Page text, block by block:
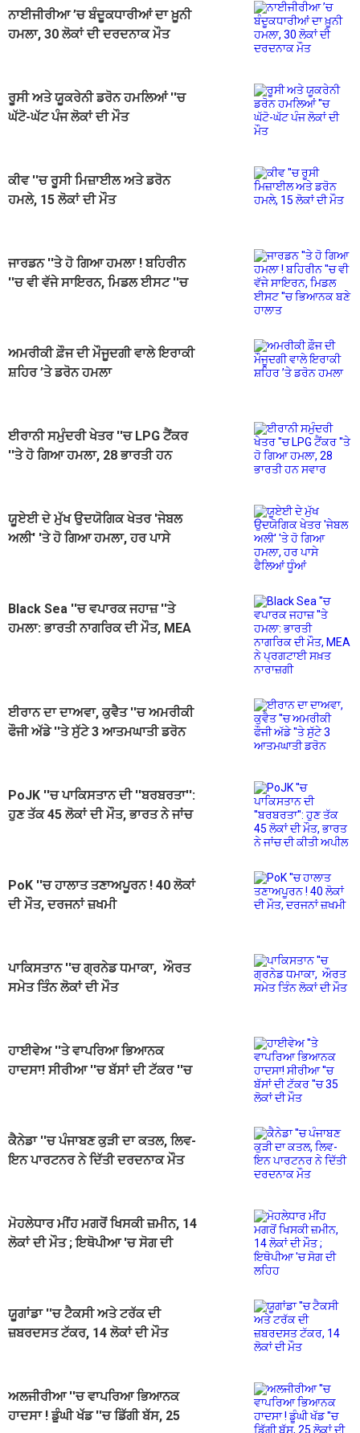
ਨਾਈਜੀਰੀਆ ’ਚ ਬੰਦੂਕਧਾਰੀਆਂ ਦਾ ਖ਼ੂਨੀ
ਹਮਲਾ, 30 ਲੋਕਾਂ ਦੀ ਦਰਦਨਾਕ ਮੌਤ
ਰੂਸੀ ਅਤੇ ਯੂਕਰੇਨੀ ਡਰੋਨ ਹਮਲਿਆਂ ''ਚ
ਘੱਟੋ-ਘੱਟ ਪੰਜ ਲੋਕਾਂ ਦੀ ਮੌਤ
ਕੀਵ ''ਚ ਰੂਸੀ ਮਿਜ਼ਾਈਲ ਅਤੇ ਡਰੋਨ
ਹਮਲੇ, 15 ਲੋਕਾਂ ਦੀ ਮੌਤ
ਜਾਰਡਨ ''ਤੇ ਹੋ ਗਿਆ ਹਮਲਾ ! ਬਹਿਰੀਨ
''ਚ ਵੀ ਵੱਜੇ ਸਾਇਰਨ, ਮਿਡਲ ਈਸਟ ''ਚ
ਅਮਰੀਕੀ ਫ਼ੌਜ ਦੀ ਮੌਜੂਦਗੀ ਵਾਲੇ ਇਰਾਕੀ
ਸ਼ਹਿਰ ’ਤੇ ਡਰੋਨ ਹਮਲਾ
ਈਰਾਨੀ ਸਮੁੰਦਰੀ ਖੇਤਰ ''ਚ LPG ਟੈਂਕਰ
''ਤੇ ਹੋ ਗਿਆ ਹਮਲਾ, 28 ਭਾਰਤੀ ਹਨ
ਯੂਏਈ ਦੇ ਮੁੱਖ ਉਦਯੋਗਿਕ ਖੇਤਰ 'ਜੇਬਲ
ਅਲੀ' 'ਤੇ ਹੋ ਗਿਆ ਹਮਲਾ, ਹਰ ਪਾਸੇ
Black Sea ''ਚ ਵਪਾਰਕ ਜਹਾਜ਼ ''ਤੇ
ਹਮਲਾ: ਭਾਰਤੀ ਨਾਗਰਿਕ ਦੀ ਮੌਤ, MEA
ਈਰਾਨ ਦਾ ਦਾਅਵਾ, ਕੁਵੈਤ ''ਚ ਅਮਰੀਕੀ
ਫੌਜੀ ਅੱਡੇ ''ਤੇ ਸੁੱਟੇ 3 ਆਤਮਘਾਤੀ ਡਰੋਨ
PoJK ''ਚ ਪਾਕਿਸਤਾਨ ਦੀ ''ਬਰਬਰਤਾ'':
ਹੁਣ ਤੱਕ 45 ਲੋਕਾਂ ਦੀ ਮੌਤ, ਭਾਰਤ ਨੇ ਜਾਂਚ
PoK ''ਚ ਹਾਲਾਤ ਤਣਾਅਪੂਰਨ ! 40 ਲੋਕਾਂ
ਦੀ ਮੌਤ, ਦਰਜਨਾਂ ਜ਼ਖਮੀ
ਪਾਕਿਸਤਾਨ ''ਚ ਗ੍ਰਨੇਡ ਧਮਾਕਾ, ਔਰਤ
ਸਮੇਤ ਤਿੰਨ ਲੋਕਾਂ ਦੀ ਮੌਤ
ਹਾਈਵੇਅ ''ਤੇ ਵਾਪਰਿਆ ਭਿਆਨਕ
ਹਾਦਸਾ! ਸੀਰੀਆ ''ਚ ਬੱਸਾਂ ਦੀ ਟੱਕਰ ''ਚ
ਕੈਨੇਡਾ ''ਚ ਪੰਜਾਬਣ ਕੁੜੀ ਦਾ ਕਤਲ, ਲਿਵ-
ਇਨ ਪਾਰਟਨਰ ਨੇ ਦਿੱਤੀ ਦਰਦਨਾਕ ਮੌਤ
ਮੋਹਲੇਧਾਰ ਮੀਂਹ ਮਗਰੋਂ ਖਿਸਕੀ ਜ਼ਮੀਨ, 14
ਲੋਕਾਂ ਦੀ ਮੌਤ ; ਇਥੋਪੀਆ 'ਚ ਸੋਗ ਦੀ
ਯੂਗਾਂਡਾ ''ਚ ਟੈਕਸੀ ਅਤੇ ਟਰੱਕ ਦੀ
ਜ਼ਬਰਦਸਤ ਟੱਕਰ, 14 ਲੋਕਾਂ ਦੀ ਮੌਤ
ਅਲਜੀਰੀਆ ''ਚ ਵਾਪਰਿਆ ਭਿਆਨਕ
ਹਾਦਸਾ ! ਡੂੰਘੀ ਖੱਡ ''ਚ ਡਿੱਗੀ ਬੱਸ, 25